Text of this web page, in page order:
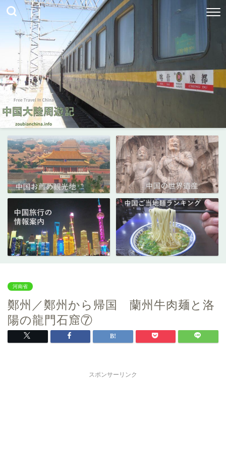
河南省
鄭州／鄭州から帰国 蘭州牛肉麺と洛
陽の龍門石窟⑦
スポンサーリンク